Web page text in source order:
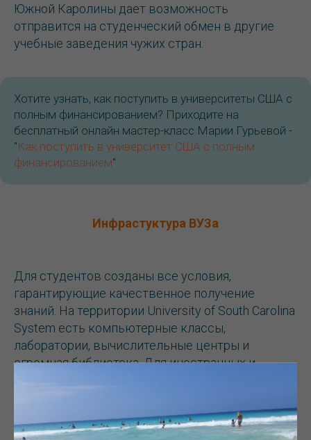
Южной Каролины дает возможность
отправится на студенческий обмен в другие
учебные заведения чужих стран.
Хотите узнать, как поступить в университеты США с
полным финансированием? Приходите на
бесплатный онлайн мастер-класс Марии Гурьевой -
"Как поступить в университет США с полным
финансированием"
Инфрастуктура ВУЗа
Для студентов созданы все условия,
гарантирующие качественное получение
знаний. На территории University of South Carolina
System есть компьютерные классы,
лаборатории, вычислительные центры и
огромная библиотека. Для иностранных и
кампуса. Учебное заведение поддерживает и
спортивный настрой студентов, на территории